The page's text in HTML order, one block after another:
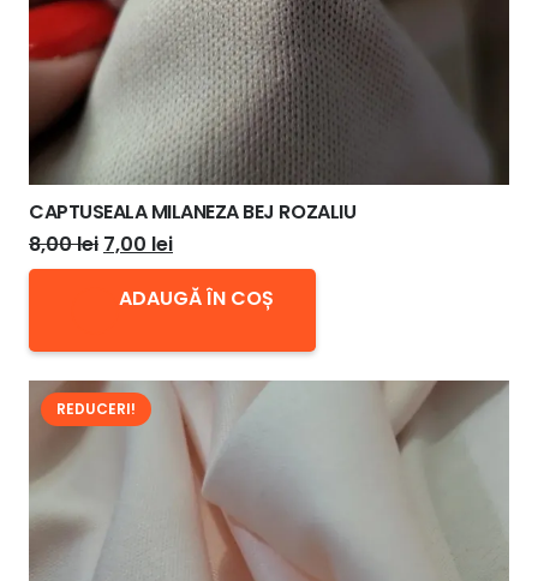
CAPTUSEALA MILANEZA BEJ ROZALIU
8,00lei Prețul
inițial
8,00 lei.
7,00 leiPrețul
curent
este:
ADAUGĂ ÎN COȘ
REDUCERI!